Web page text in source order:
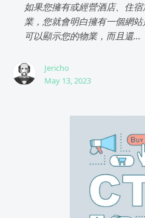
如果您擁有或經營酒店、住
業，您就會明白擁有一個網
可以顯示您的物業，而且還...
Jericho
May 13, 2023